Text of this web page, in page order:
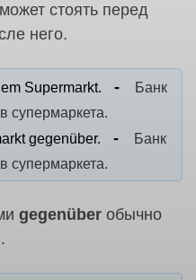
стоять перед
него.
Supermarkt.
Банк
супермаркета.
gegenüber.
Банк
супермаркета.
gegenüber обычно